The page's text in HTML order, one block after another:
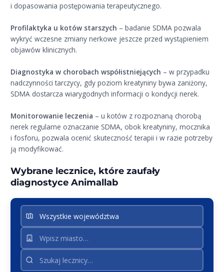
i dopasowania postępowania terapeutycznego.
Profilaktyka u kotów starszych – badanie SDMA pozwala
wykryć wczesne zmiany nerkowe jeszcze przed wystąpieniem
objawów klinicznych.
Diagnostyka w chorobach współistniejących – w przypadku
nadczynności tarczycy, gdy poziom kreatyniny bywa zaniżony,
SDMA dostarcza wiarygodnych informacji o kondycji nerek.
Monitorowanie leczenia – u kotów z rozpoznaną chorobą
nerek regularne oznaczanie SDMA, obok kreatyniny, mocznika
i fosforu, pozwala ocenić skuteczność terapii i w razie potrzeby
ją modyfikować.
Wybrane lecznice, które zaufały
diagnostyce Animallab